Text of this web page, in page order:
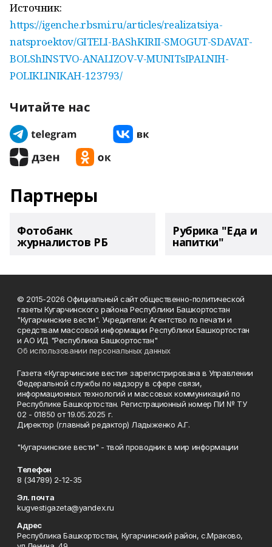
Источник:
https://igenche.rbsmi.ru/articles/realizatsiya-
natsproektov/GITELI-BAShKIRII-SMOGUT-SDAVAT-
BOLShINSTVO-ANALIZOV-V-MUNITsIPALNIH-
POLIKLINIKAH-123793/
Читайте нас
Партнеры
Фотобанк
журналистов РБ
Рубрика "Еда и
напитки"
© 2015-2026 Официальный сайт общественно-политической
газеты Кугарчинского района Республики Башкортостан
"Кугарчинские вести". Учредители: Агентство по печати и
средствам массовой информации Республики Башкортостан
и АО ИД "Республика Башкортостан"
Об использовании персональных данных
Газета «Кугарчинские вести» зарегистрирована в Управлении
Федеральной службы по надзору в сфере связи,
информационных технологий и массовых коммуникаций по
Республике Башкортостан. Регистрационный номер ПИ № ТУ
02 - 01850 от 19.05.2025 г.
Директор (главный редактор) Ладыженко А.Г.
"Кугарчинские вести" - твой проводник в мир информации
Телефон
8 (34789) 2-12-35
Эл. почта
kugvestigazeta@yandex.ru
Адрес
Республика Башкортостан, Кугарчинский район, с.Мраково,